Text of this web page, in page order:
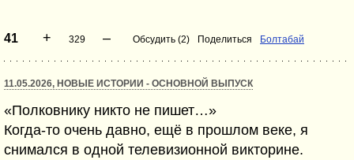
41 + 329 – Обсудить (2) Поделиться Болтабай
11.05.2026, НОВЫЕ ИСТОРИИ - ОСНОВНОЙ ВЫПУСК
«Полковнику никто не пишет…»
Когда-то очень давно, ещё в прошлом веке, я
снимался в одной телевизионной викторине.